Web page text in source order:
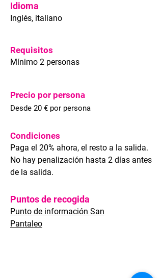
Idioma
Inglés, italiano
Requisitos
Mínimo 2 personas
Precio por persona
Desde 20 € por persona
Condiciones
Paga el 20% ahora, el resto a la salida.
No hay penalización hasta 2 días antes
de la salida.
Puntos de recogida
Punto de información San
Pantaleo